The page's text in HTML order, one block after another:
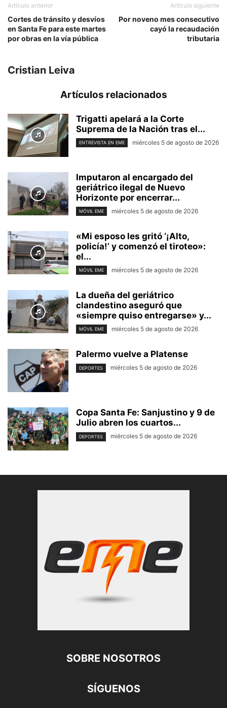
Artículo anterior
Cortes de tránsito y desvíos
en Santa Fe para este martes
por obras en la vía pública
Artículo siguiente
Por noveno mes consecutivo
cayó la recaudación
tributaria
Cristian Leiva
Artículos relacionados
Trigatti apelará a la Corte
Suprema de la Nación tras el...
ENTREVISTA EN EME miércoles 5 de agosto de 2026
Imputaron al encargado del
geriátrico ilegal de Nuevo
Horizonte por encerrar...
MÓVIL EME miércoles 5 de agosto de 2026
«Mi esposo les gritó ‘¡Alto,
policía!’ y comenzó el tiroteo»:
el...
MÓVIL EME miércoles 5 de agosto de 2026
La dueña del geriátrico
clandestino aseguró que
«siempre quiso entregarse» y...
MÓVIL EME miércoles 5 de agosto de 2026
Palermo vuelve a Platense
DEPORTES miércoles 5 de agosto de 2026
Copa Santa Fe: Sanjustino y 9 de
Julio abren los cuartos...
DEPORTES miércoles 5 de agosto de 2026
SOBRE NOSOTROS
SÍGUENOS